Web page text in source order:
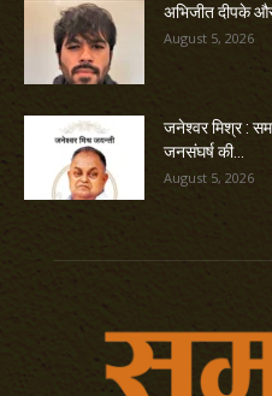
अभिजीत दीपके
August 5, 2026
जनेश्वर मिश्र :
जनसंघर्ष की...
August 5, 2026